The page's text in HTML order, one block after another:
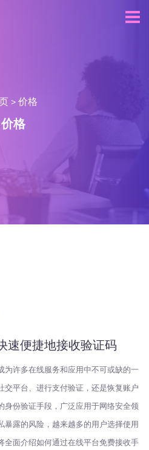
> 价格
价格
速便捷地接收验证码
为许多在线服务和应用中不可或缺的一
交平台、进行支付验证，还是恢复账户
身份验证手段，广泛应用于网络安全领
暴露的风险，越来越多的用户选择使用
全面介绍如何通过在线平台免费接收手